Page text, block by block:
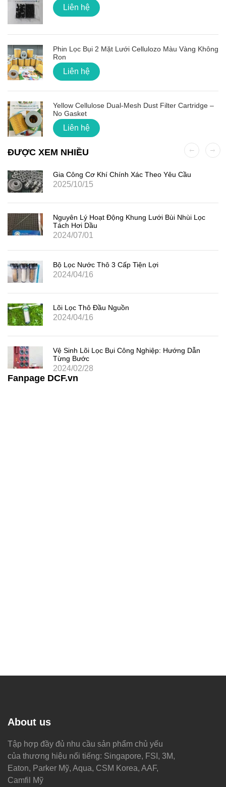
Liên hệ
Phin Lọc Bụi 2 Mặt Lưới Cellulozo Màu Vàng Không
Ron
Liên hệ
Yellow Cellulose Dual-Mesh Dust Filter Cartridge –
No Gasket
Liên hệ
ĐƯỢC XEM NHIỀU
Gia Công Cơ Khí Chính Xác Theo Yêu Cầu
2025/10/15
Nguyên Lý Hoạt Động Khung Lưới Bùi Nhùi Lọc
Tách Hơi Dầu
2024/07/01
Bộ Lọc Nước Thô 3 Cấp Tiện Lợi
2024/04/16
Lõi Lọc Thô Đầu Nguồn
2024/04/16
Vệ Sinh Lõi Lọc Bụi Công Nghiệp: Hướng Dẫn
Từng Bước
2024/02/28
Fanpage DCF.vn
About us
Tập hợp đầy đủ nhu cầu sản phẩm chủ yếu
của thương hiệu nổi tiếng: Singapore, FSI, 3M,
Eaton, Parker Mỹ, Aqua, CSM Korea, AAF,
Camfil Mỹ